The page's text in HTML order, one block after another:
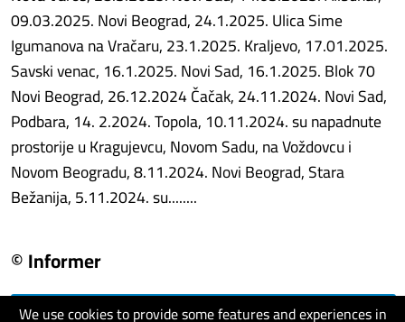
We use cookies to provide some features and experiences in
09.03.2025. Novi Beograd, 24.1.2025. Ulica Sime
Igumanova na Vračaru, 23.1.2025. Kraljevo, 17.01.2025.
Savski venac, 16.1.2025. Novi Sad, 16.1.2025. Blok 70
Novi Beograd, 26.12.2024 Čačak, 24.11.2024. Novi Sad,
Podbara, 14. 2.2024. Topola, 10.11.2024. su napadnute
prostorije u Kragujevcu, Novom Sadu, na Voždovcu i
Novom Beogradu, 8.11.2024. Novi Beograd, Stara
Bežanija, 5.11.2024. su........
© Informer